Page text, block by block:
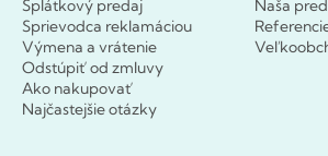
Splátkový predaj
Sprievodca reklamáciou
Výmena a vrátenie
Odstúpiť od zmluvy
Ako nakupovať
Najčastejšie otázky
Naša